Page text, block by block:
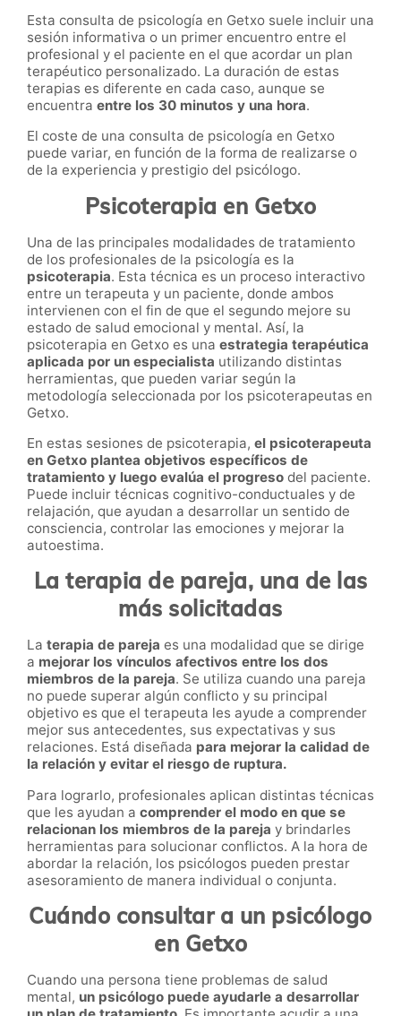
Esta consulta de psicología en Getxo suele incluir una
sesión informativa o un primer encuentro entre el
profesional y el paciente en el que acordar un plan
terapéutico personalizado. La duración de estas
terapias es diferente en cada caso, aunque se
encuentra entre los 30 minutos y una hora.
El coste de una consulta de psicología en Getxo
puede variar, en función de la forma de realizarse o
de la experiencia y prestigio del psicólogo.
Psicoterapia en Getxo
Una de las principales modalidades de tratamiento
de los profesionales de la psicología es la
psicoterapia. Esta técnica es un proceso interactivo
entre un terapeuta y un paciente, donde ambos
intervienen con el fin de que el segundo mejore su
estado de salud emocional y mental. Así, la
psicoterapia en Getxo es una estrategia terapéutica
aplicada por un especialista utilizando distintas
herramientas, que pueden variar según la
metodología seleccionada por los psicoterapeutas en
Getxo.
En estas sesiones de psicoterapia, el psicoterapeuta
en Getxo plantea objetivos específicos de
tratamiento y luego evalúa el progreso del paciente.
Puede incluir técnicas cognitivo-conductuales y de
relajación, que ayudan a desarrollar un sentido de
consciencia, controlar las emociones y mejorar la
autoestima.
La terapia de pareja, una de las
más solicitadas
La terapia de pareja es una modalidad que se dirige
a mejorar los vínculos afectivos entre los dos
miembros de la pareja. Se utiliza cuando una pareja
no puede superar algún conflicto y su principal
objetivo es que el terapeuta les ayude a comprender
mejor sus antecedentes, sus expectativas y sus
relaciones. Está diseñada para mejorar la calidad de
la relación y evitar el riesgo de ruptura.
Para lograrlo, profesionales aplican distintas técnicas
que les ayudan a comprender el modo en que se
relacionan los miembros de la pareja y brindarles
herramientas para solucionar conflictos. A la hora de
abordar la relación, los psicólogos pueden prestar
asesoramiento de manera individual o conjunta.
Cuándo consultar a un psicólogo
en Getxo
Cuando una persona tiene problemas de salud
mental, un psicólogo puede ayudarle a desarrollar